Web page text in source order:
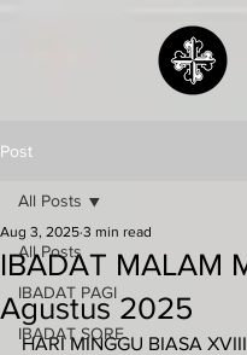
Post
All Posts
IBADAT PAGI
IBADAT SORE
All Posts
IBADAT MALAM
Agustus 2025
Aug 3, 2025 3 min read
HARI MINGGU BIASA